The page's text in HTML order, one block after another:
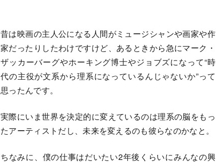
昔は映画の主人公になる人間がミュージシャンや画家や作
家だったりしたわけですけど、あるときから急にマーク・
ザッカーバーグやホーキング博士やジョブズになって“時
代の主役が文系から理系になっているんじゃないか”って
思ったんです。
実際にいま世界を決定的に変えているのは理系の脳をもっ
たアーティストだし、未来を変えるのも彼らなのかなと。
ちなみに、僕の仕事はだいたい2年後くらいにみんなの興